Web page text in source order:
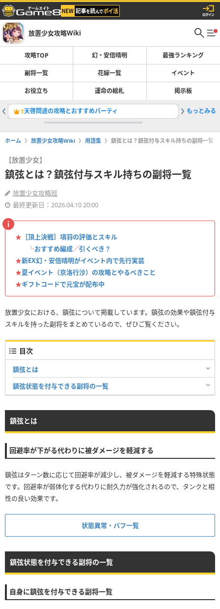
放置少女攻略Wiki
攻略TOP 幻・安倍晴明 最強ランキング
副将一覧 花嫁一覧 イベント
お役立ち 運命の絵札 掲示板
1天啓問途の攻略とおすすめパーティ 2ギフト
もっとみる
ホーム 放置少女攻略Wiki 用語集 鎮弦とは？鎮弦付与スキル持ちの副将一覧
【放置少女】
鎮弦とは？鎮弦付与スキル持ちの副将一覧
放置少女攻略班
最終更新日：2026.04.10 20:00
★ ［頂上決戦］項羽の評価とスキル
└おすすめ編成／引くべき？
★新EX幻・安倍晴明がイベント内で先行実装
★夏イベント（京洛行沙）の攻略とやるべきこと
★ギフトコードで元宝が配布中
放置少女における、鎮弦について掲載しています。鎮弦の効果や鎮弦付与
スキルを持った副将をまとめているので、ぜひご覧ください。
目次
鎮弦とは
鎮弦状態を付与できる副将の一覧
鎮弦とは
回避率が下がる代わりに被ダメージを軽減する
鎮弦はターン数に応じて回避率が減少し、被ダメージを軽減する特殊状態
です。回避率が弱体化する代わりに耐久力が強化されるので、タンクと相
性の良い効果です。
状態異常・バフ一覧
鎮弦状態を付与できる副将の一覧
自身に鎮弦を付与できる副将一覧